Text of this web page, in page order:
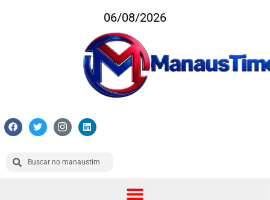
06/08/2026